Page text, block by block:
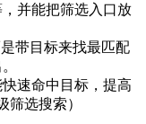
并能把筛选入口放
带目标来找最匹配
速命中目标，提高
筛选搜索）